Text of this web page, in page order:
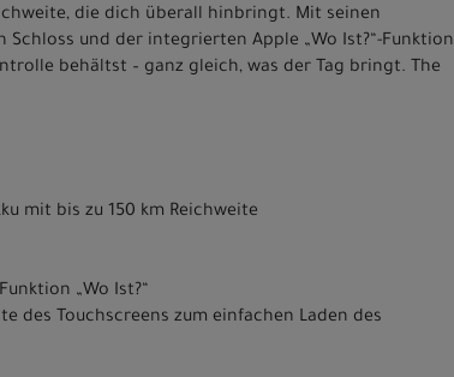
die dich überall hinbringt. Mit seinen
und der integrierten Apple „Wo Ist?“-Funktion
behältst – ganz gleich, was der Tag bringt. The
mit bis zu 150 km Reichweite
„Wo Ist?“
des Touchscreens zum einfachen Laden des